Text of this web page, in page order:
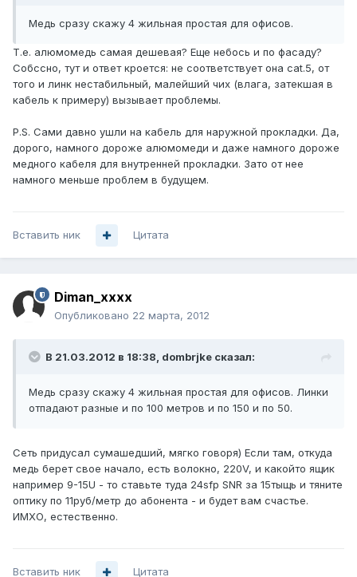
Медь сразу скажу 4 жильная простая для офисов.
Т.е. алюмомедь самая дешевая? Еще небось и по фасаду?
Собссно, тут и ответ кроется: не соответствует она cat.5, от
того и линк нестабильный, малейший чих (влага, затекшая в
кабель к примеру) вызывает проблемы.
P.S. Сами давно ушли на кабель для наружной прокладки. Да,
дорого, намного дороже алюмомеди и даже намного дороже
медного кабеля для внутренней прокладки. Зато от нее
намного меньше проблем в будущем.
Вставить ник Цитата
Diman_xxxx
Опубликовано 22 марта, 2012
В 21.03.2012 в 18:38, dombrjke сказал:
Медь сразу скажу 4 жильная простая для офисов. Линки
отпадают разные и по 100 метров и по 150 и по 50.
Сеть придусал сумашедший, мягко говоря) Если там, откуда
медь берет свое начало, есть волокно, 220V, и какойто ящик
например 9-15U - то ставьте туда 24sfp SNR за 15тыщь и тяните
оптику по 11руб/метр до абонента - и будет вам счастье.
ИМХО, естественно.
Вставить ник Цитата